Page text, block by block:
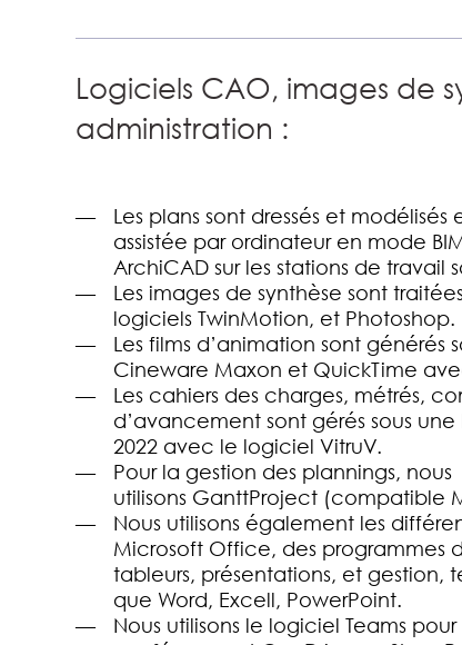
Logiciels CAO, images de
administration :
Les plans sont dressés et
assistée par ordinateur en mode
ArchiCAD sur les stations de travail
Les images de synthèse sont
logiciels TwinMotion, et Photoshop.
Les films d’animation sont générés
Cineware Maxon et QuickTime
Les cahiers des charges, métrés,
d’avancement sont gérés sous
2022 avec le logiciel VitruV.
Pour la gestion des plannings, nous
utilisons GanttProject (compatible
Nous utilisons également les
Microsoft Office, des programmes
tableurs, présentations, et gestion,
que Word, Excell, PowerPoint.
Nous utilisons le logiciel Teams